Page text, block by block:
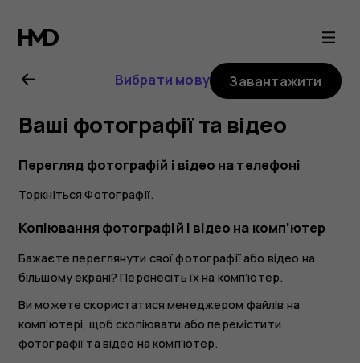
Посібник
користувача
Nokia
G21
Вибрати мову Завантажити
Ваші фотографії та відео
Перегляд фотографій і відео на телефоні
ТоркнітьсяФотографії.
Копіювання фотографій і відео на комп’ютер
Бажаєте переглянути свої фотографії або відео на
більшому екрані? Перенесіть їх на комп’ютер.
Ви можете скористатися менеджером файлів на
комп'ютері, щоб скопіювати або перемістити
фотографії та відео на комп'ютер.